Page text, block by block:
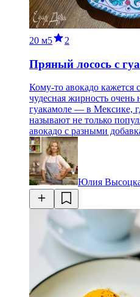
20 м5 2
Пряный лосось с
Кому-то авокадо
чудесная жирность очень
гуакамоле — в Мексике,
называют не только
авокадо с разными
Юлия